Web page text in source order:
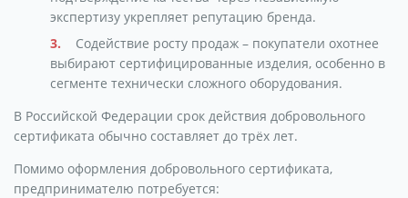
экспертизу укрепляет репутацию бренда.
Содействие росту продаж – покупатели охотнее
выбирают сертифицированные изделия, особенно в
сегменте технически сложного оборудования.
В Российской Федерации срок действия добровольного
сертификата обычно составляет до трёх лет.
Помимо оформления добровольного сертификата,
предпринимателю потребуется: